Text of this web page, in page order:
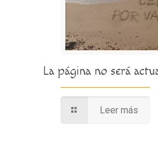
La página no será
Leer más